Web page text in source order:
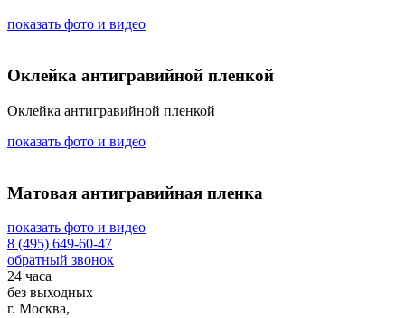
показать фото и видео
Оклейка антигравийной пленкой
Оклейка антигравийной пленкой
показать фото и видео
Матовая антигравийная пленка
показать фото и видео
8 (495) 649-60-47
обратный звонок
24 часа
без выходных
г. Москва,